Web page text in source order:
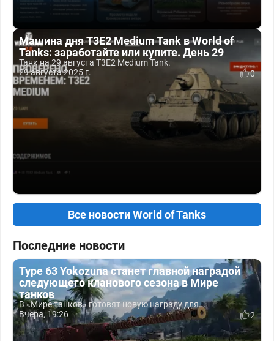
Машина дня T3E2 Medium Tank в World of
Tanks: заработайте или купите. День 29
Танк на 29 августа T3E2 Medium Tank.
29 августа 2025 г.
0
Все новости World of Tanks
Последние новости
Type 63 Yokozuna станет главной наградой
следующего кланового сезона в Мире
танков
В «Мире танков» готовят новую награду для...
Вчера, 19:26
2